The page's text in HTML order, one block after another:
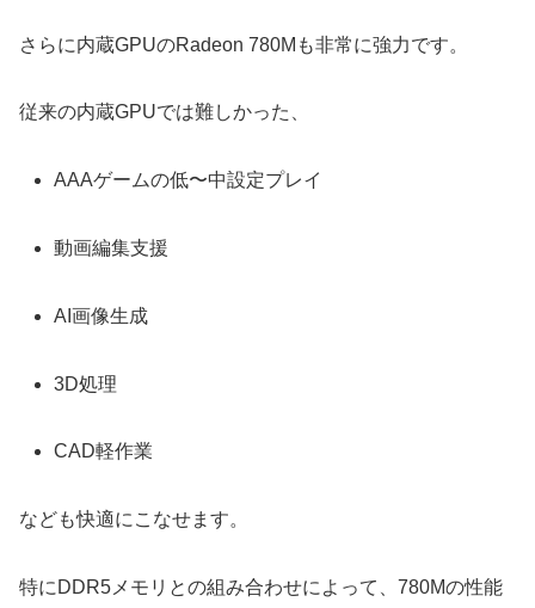
さらに内蔵GPUのRadeon 780Mも非常に強力です。
従来の内蔵GPUでは難しかった、
AAAゲームの低〜中設定プレイ
動画編集支援
AI画像生成
3D処理
CAD軽作業
なども快適にこなせます。
特にDDR5メモリとの組み合わせによって、780Mの性能